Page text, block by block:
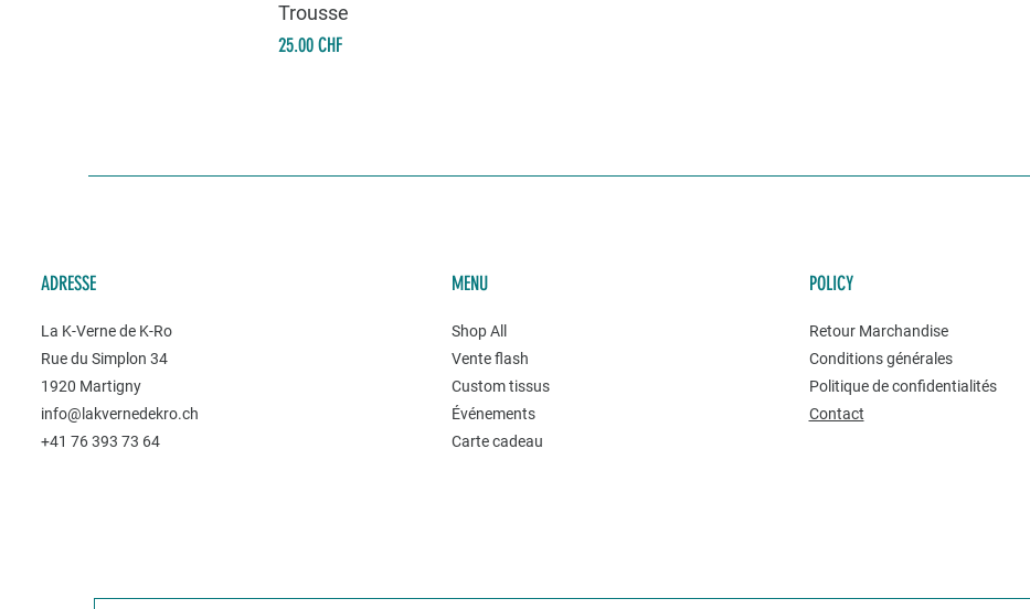
Trousse
Prix
25.00 CHF
ADRESSE
La K-Verne de K-Ro
Rue du Simplon 34
1920 Martigny
info@lakvernedekro.ch
+41 76 393 73 64
MENU
Shop All
Vente flash
Custom tissus
Événements
Carte cadeau
POLICY
Retour Marchandise
Conditions générales
Politique de confidentialités
Contact